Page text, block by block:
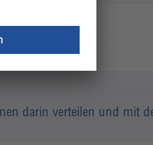
darin verteilen und mit